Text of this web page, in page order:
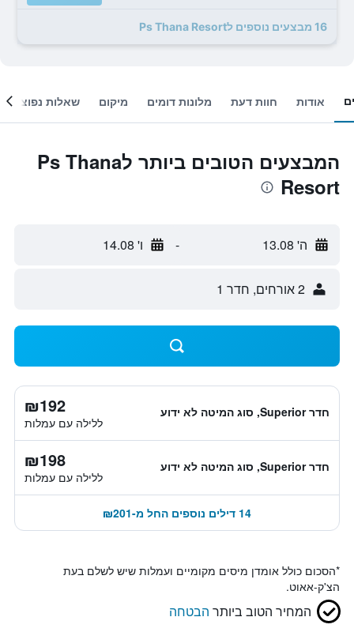
16 מבצעים נוספים לPs Thana Resort
אודות חוות דעת מלונות דומים מיקום שאלות נפוצות
המבצעים הטובים ביותר לPs Thana
Resort
ה' 13.08 - ו' 14.08
2 אורחים, חדר 1
חדר Superior, סוג המיטה לא ידוע ₪192
ללילה עם עמלות
חדר Superior, סוג המיטה לא ידוע ₪198
ללילה עם עמלות
14 דילים נוספים החל מ-₪201
*הסכום כולל אומדן מיסים מקומיים ועמלות שיש לשלם בעת
הצ'ק-אאוט.
המחיר הטוב ביותר הבטחה